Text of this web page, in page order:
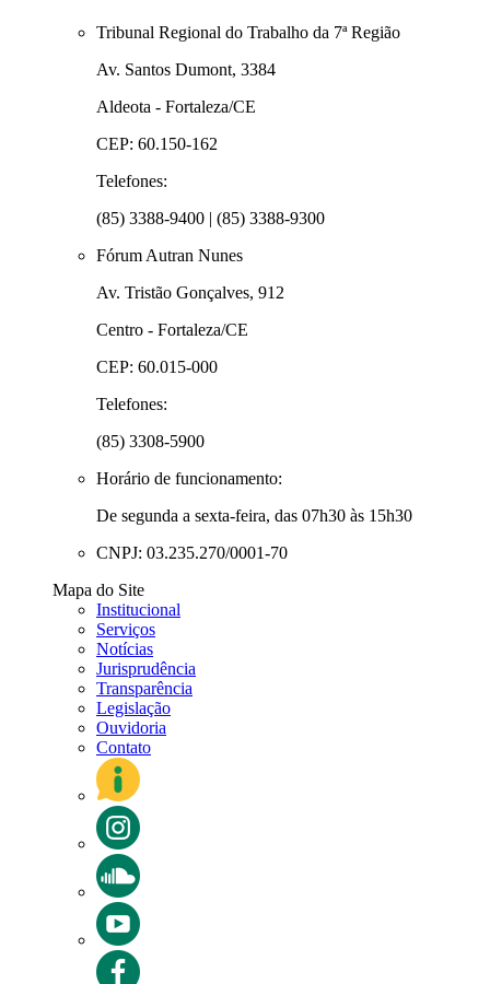
Tribunal Regional do Trabalho da 7ª Região
Av. Santos Dumont, 3384
Aldeota - Fortaleza/CE
CEP: 60.150-162
Telefones:
(85) 3388-9400 | (85) 3388-9300
Fórum Autran Nunes
Av. Tristão Gonçalves, 912
Centro - Fortaleza/CE
CEP: 60.015-000
Telefones:
(85) 3308-5900
Horário de funcionamento:
De segunda a sexta-feira, das 07h30 às 15h30
CNPJ: 03.235.270/0001-70
Mapa do Site
Institucional
Serviços
Notícias
Jurisprudência
Transparência
Legislação
Ouvidoria
Contato